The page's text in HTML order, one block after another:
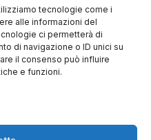
tecnologie come i
alle informazioni del
ci permetterà di
di navigazione o ID unici su
il consenso può influire
e funzioni.